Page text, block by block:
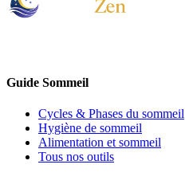
Guide Sommeil
Cycles & Phases du sommeil
Hygiène de sommeil
Alimentation et sommeil
Tous nos outils